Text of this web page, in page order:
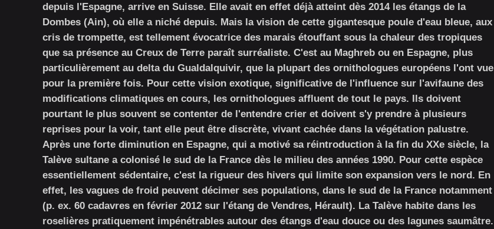
depuis l'Espagne, arrive en Suisse. Elle avait en effet déjà atteint dès 2014 les étangs de la
Dombes (Ain), où elle a niché depuis. Mais la vision de cette gigantesque poule d'eau bleue, aux
cris de trompette, est tellement évocatrice des marais étouffant sous la chaleur des tropiques
que sa présence au Creux de Terre paraît surréaliste. C'est au Maghreb ou en Espagne, plus
particulièrement au delta du Gualdalquivir, que la plupart des ornithologues européens l'ont vue
pour la première fois. Pour cette vision exotique, significative de l'influence sur l'avifaune des
modifications climatiques en cours, les ornithologues affluent de tout le pays. Ils doivent
pourtant le plus souvent se contenter de l'entendre crier et doivent s'y prendre à plusieurs
reprises pour la voir, tant elle peut être discrète, vivant cachée dans la végétation palustre.
Après une forte diminution en Espagne, qui a motivé sa réintroduction à la fin du XXe siècle, la
Talève sultane a colonisé le sud de la France dès le milieu des années 1990. Pour cette espèce
essentiellement sédentaire, c'est la rigueur des hivers qui limite son expansion vers le nord. En
effet, les vagues de froid peuvent décimer ses populations, dans le sud de la France notamment
(p. ex. 60 cadavres en février 2012 sur l'étang de Vendres, Hérault). La Talève habite dans les
roselières pratiquement impénétrables autour des étangs d'eau douce ou des lagunes saumâtre.